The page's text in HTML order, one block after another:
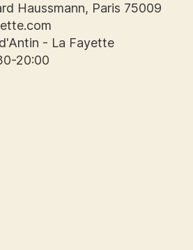
Haussmann, Paris 75009
- La Fayette
20:00